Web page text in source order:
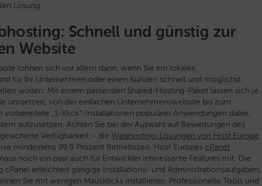
Lösung.
Schnell und günstig zur
Website
lohnen sich vor allem dann, wenn Sie ein lokales
für Ihr Unternehmen oder einen Kunden schnell und möglichst
wollen. Mit einem passenden Shared-Hosting-Paket lassen sich je
umsetzen, von der einfachen Unternehmenswebsite bis zum
„1-Klick“-Installationen populärer Anwendungen dabei,
aufzusetzen. Achten Sie bei der Auswahl auf Bewertungen des
Verfügbarkeit – die Webhosting-Lösungen von Host Europe
mindestens 99,9 Prozent Betriebszeit. Host Europes cPanel
noch ein paar auch für Entwickler interessante Features mit. Die
erleichtert gängige Installations- und Administrationsaufgaben;
Sie mit wenigen Mausklicks installieren. Professionelle Tools und